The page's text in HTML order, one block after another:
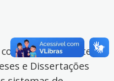
a Biblioteca
e Dissertações